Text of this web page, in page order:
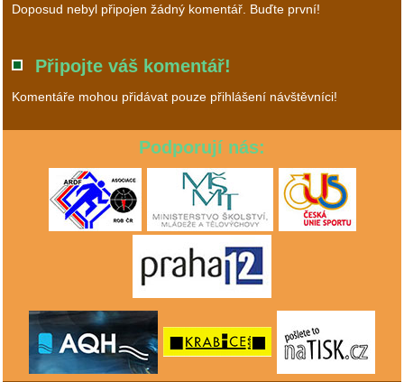
Doposud nebyl připojen žádný komentář. Buďte první!
Připojte váš komentář!
Komentáře mohou přidávat pouze přihlášení návštěvníci!
Podporují nás: